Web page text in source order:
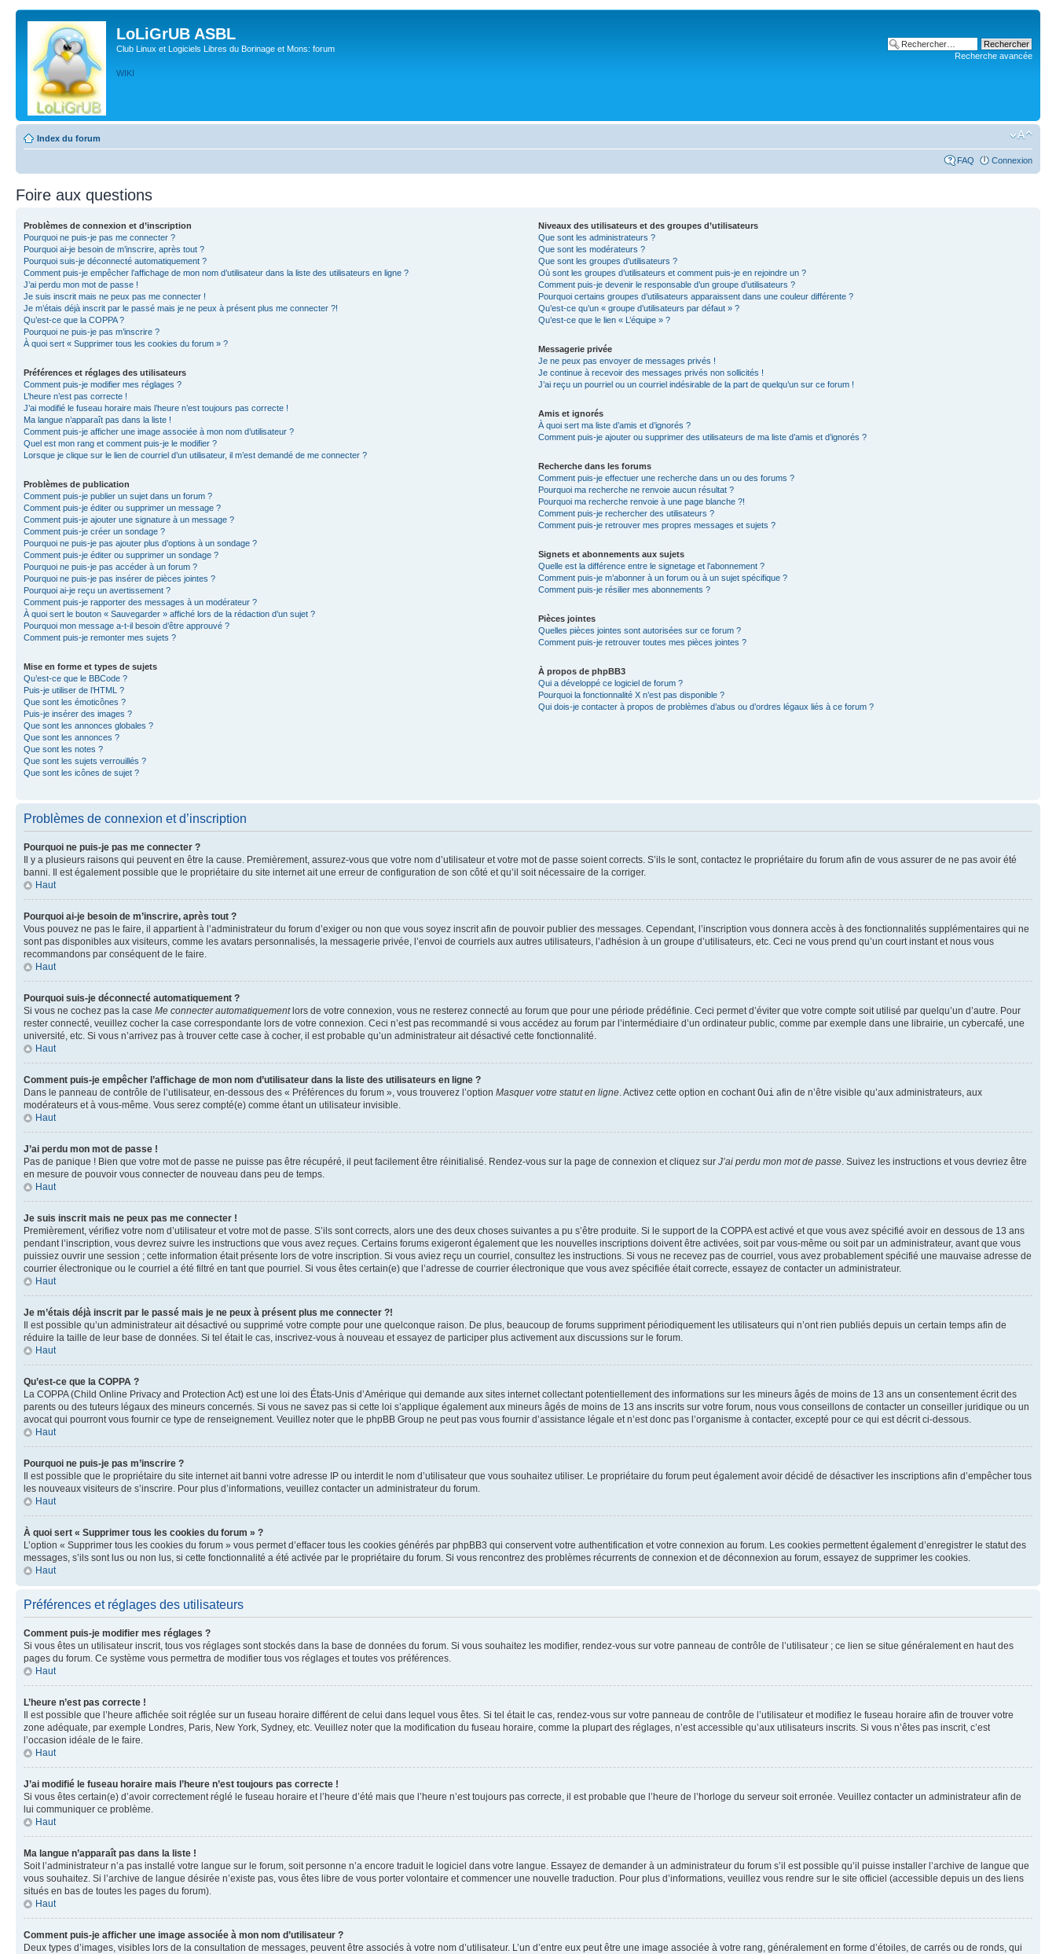
LoLiGrUB ASBL
Club Linux et Logiciels Libres du Borinage et Mons: forum
WIKI
Recherche avancée
Index du forum
FAQ Connexion
Foire aux questions
Problèmes de connexion et d’inscription
Pourquoi ne puis-je pas me connecter ?
Pourquoi ai-je besoin de m’inscrire, après tout ?
Pourquoi suis-je déconnecté automatiquement ?
Comment puis-je empêcher l’affichage de mon nom d’utilisateur dans la liste des utilisateurs en ligne ?
J’ai perdu mon mot de passe !
Je suis inscrit mais ne peux pas me connecter !
Je m’étais déjà inscrit par le passé mais je ne peux à présent plus me connecter ?!
Qu’est-ce que la COPPA ?
Pourquoi ne puis-je pas m’inscrire ?
À quoi sert « Supprimer tous les cookies du forum » ?
Préférences et réglages des utilisateurs
Comment puis-je modifier mes réglages ?
L’heure n’est pas correcte !
J’ai modifié le fuseau horaire mais l’heure n’est toujours pas correcte !
Ma langue n’apparaît pas dans la liste !
Comment puis-je afficher une image associée à mon nom d’utilisateur ?
Quel est mon rang et comment puis-je le modifier ?
Lorsque je clique sur le lien de courriel d’un utilisateur, il m’est demandé de me connecter ?
Problèmes de publication
Comment puis-je publier un sujet dans un forum ?
Comment puis-je éditer ou supprimer un message ?
Comment puis-je ajouter une signature à un message ?
Comment puis-je créer un sondage ?
Pourquoi ne puis-je pas ajouter plus d’options à un sondage ?
Comment puis-je éditer ou supprimer un sondage ?
Pourquoi ne puis-je pas accéder à un forum ?
Pourquoi ne puis-je pas insérer de pièces jointes ?
Pourquoi ai-je reçu un avertissement ?
Comment puis-je rapporter des messages à un modérateur ?
À quoi sert le bouton « Sauvegarder » affiché lors de la rédaction d’un sujet ?
Pourquoi mon message a-t-il besoin d’être approuvé ?
Comment puis-je remonter mes sujets ?
Mise en forme et types de sujets
Qu’est-ce que le BBCode ?
Puis-je utiliser de l’HTML ?
Que sont les émoticônes ?
Puis-je insérer des images ?
Que sont les annonces globales ?
Que sont les annonces ?
Que sont les notes ?
Que sont les sujets verrouillés ?
Que sont les icônes de sujet ?
Niveaux des utilisateurs et des groupes d’utilisateurs
Que sont les administrateurs ?
Que sont les modérateurs ?
Que sont les groupes d’utilisateurs ?
Où sont les groupes d’utilisateurs et comment puis-je en rejoindre un ?
Comment puis-je devenir le responsable d’un groupe d’utilisateurs ?
Pourquoi certains groupes d’utilisateurs apparaissent dans une couleur différente ?
Qu’est-ce qu’un « groupe d’utilisateurs par défaut » ?
Qu’est-ce que le lien « L’équipe » ?
Messagerie privée
Je ne peux pas envoyer de messages privés !
Je continue à recevoir des messages privés non sollicités !
J’ai reçu un pourriel ou un courriel indésirable de la part de quelqu’un sur ce forum !
Amis et ignorés
À quoi sert ma liste d’amis et d’ignorés ?
Comment puis-je ajouter ou supprimer des utilisateurs de ma liste d’amis et d’ignorés ?
Recherche dans les forums
Comment puis-je effectuer une recherche dans un ou des forums ?
Pourquoi ma recherche ne renvoie aucun résultat ?
Pourquoi ma recherche renvoie à une page blanche ?!
Comment puis-je rechercher des utilisateurs ?
Comment puis-je retrouver mes propres messages et sujets ?
Signets et abonnements aux sujets
Quelle est la différence entre le signetage et l’abonnement ?
Comment puis-je m’abonner à un forum ou à un sujet spécifique ?
Comment puis-je résilier mes abonnements ?
Pièces jointes
Quelles pièces jointes sont autorisées sur ce forum ?
Comment puis-je retrouver toutes mes pièces jointes ?
À propos de phpBB3
Qui a développé ce logiciel de forum ?
Pourquoi la fonctionnalité X n’est pas disponible ?
Qui dois-je contacter à propos de problèmes d’abus ou d’ordres légaux liés à ce forum ?
Problèmes de connexion et d’inscription
Pourquoi ne puis-je pas me connecter ?
Il y a plusieurs raisons qui peuvent en être la cause. Premièrement, assurez-vous que votre nom d’utilisateur et votre mot de passe soient corrects. S’ils le sont, contactez le propriétaire du forum afin de vous assurer de ne pas avoir été
banni. Il est également possible que le propriétaire du site internet ait une erreur de configuration de son côté et qu’il soit nécessaire de la corriger.
Haut
Pourquoi ai-je besoin de m’inscrire, après tout ?
Vous pouvez ne pas le faire, il appartient à l’administrateur du forum d’exiger ou non que vous soyez inscrit afin de pouvoir publier des messages. Cependant, l’inscription vous donnera accès à des fonctionnalités supplémentaires qui ne
sont pas disponibles aux visiteurs, comme les avatars personnalisés, la messagerie privée, l’envoi de courriels aux autres utilisateurs, l’adhésion à un groupe d’utilisateurs, etc. Ceci ne vous prend qu’un court instant et nous vous
recommandons par conséquent de le faire.
Haut
Pourquoi suis-je déconnecté automatiquement ?
Si vous ne cochez pas la case Me connecter automatiquementlors de votre connexion, vous ne resterez connecté au forum que pour une période prédéfinie. Ceci permet d’éviter que votre compte soit utilisé par quelqu’un d’autre. Pour
rester connecté, veuillez cocher la case correspondante lors de votre connexion. Ceci n’est pas recommandé si vous accédez au forum par l’intermédiaire d’un ordinateur public, comme par exemple dans une librairie, un cybercafé, une
université, etc. Si vous n’arrivez pas à trouver cette case à cocher, il est probable qu’un administrateur ait désactivé cette fonctionnalité.
Haut
Comment puis-je empêcher l’affichage de mon nom d’utilisateur dans la liste des utilisateurs en ligne ?
Dans le panneau de contrôle de l’utilisateur, en-dessous des « Préférences du forum », vous trouverez l’option Masquer votre statut en ligne. Activez cette option en cochantOui afin de n’être visible qu’aux administrateurs, aux
modérateurs et à vous-même. Vous serez compté(e) comme étant un utilisateur invisible.
Haut
J’ai perdu mon mot de passe !
Pas de panique ! Bien que votre mot de passe ne puisse pas être récupéré, il peut facilement être réinitialisé. Rendez-vous sur la page de connexion et cliquez sur J’ai perdu mon mot de passe. Suivez les instructions et vous devriez être
en mesure de pouvoir vous connecter de nouveau dans peu de temps.
Haut
Je suis inscrit mais ne peux pas me connecter !
Premièrement, vérifiez votre nom d’utilisateur et votre mot de passe. S’ils sont corrects, alors une des deux choses suivantes a pu s’être produite. Si le support de la COPPA est activé et que vous avez spécifié avoir en dessous de 13 ans
pendant l’inscription, vous devrez suivre les instructions que vous avez reçues. Certains forums exigeront également que les nouvelles inscriptions doivent être activées, soit par vous-même ou soit par un administrateur, avant que vous
puissiez ouvrir une session ; cette information était présente lors de votre inscription. Si vous aviez reçu un courriel, consultez les instructions. Si vous ne recevez pas de courriel, vous avez probablement spécifié une mauvaise adresse de
courrier électronique ou le courriel a été filtré en tant que pourriel. Si vous êtes certain(e) que l’adresse de courrier électronique que vous avez spécifiée était correcte, essayez de contacter un administrateur.
Haut
Je m’étais déjà inscrit par le passé mais je ne peux à présent plus me connecter ?!
Il est possible qu’un administrateur ait désactivé ou supprimé votre compte pour une quelconque raison. De plus, beaucoup de forums suppriment périodiquement les utilisateurs qui n’ont rien publiés depuis un certain temps afin de
réduire la taille de leur base de données. Si tel était le cas, inscrivez-vous à nouveau et essayez de participer plus activement aux discussions sur le forum.
Haut
Qu’est-ce que la COPPA ?
La COPPA (Child Online Privacy and Protection Act) est une loi des États-Unis d’Amérique qui demande aux sites internet collectant potentiellement des informations sur les mineurs âgés de moins de 13 ans un consentement écrit des
parents ou des tuteurs légaux des mineurs concernés. Si vous ne savez pas si cette loi s’applique également aux mineurs âgés de moins de 13 ans inscrits sur votre forum, nous vous conseillons de contacter un conseiller juridique ou un
avocat qui pourront vous fournir ce type de renseignement. Veuillez noter que le phpBB Group ne peut pas vous fournir d’assistance légale et n’est donc pas l’organisme à contacter, excepté pour ce qui est décrit ci-dessous.
Haut
Pourquoi ne puis-je pas m’inscrire ?
Il est possible que le propriétaire du site internet ait banni votre adresse IP ou interdit le nom d’utilisateur que vous souhaitez utiliser. Le propriétaire du forum peut également avoir décidé de désactiver les inscriptions afin d’empêcher tous
les nouveaux visiteurs de s’inscrire. Pour plus d’informations, veuillez contacter un administrateur du forum.
Haut
À quoi sert « Supprimer tous les cookies du forum » ?
L’option « Supprimer tous les cookies du forum » vous permet d’effacer tous les cookies générés par phpBB3 qui conservent votre authentification et votre connexion au forum. Les cookies permettent également d’enregistrer le statut des
messages, s’ils sont lus ou non lus, si cette fonctionnalité a été activée par le propriétaire du forum. Si vous rencontrez des problèmes récurrents de connexion et de déconnexion au forum, essayez de supprimer les cookies.
Haut
Préférences et réglages des utilisateurs
Comment puis-je modifier mes réglages ?
Si vous êtes un utilisateur inscrit, tous vos réglages sont stockés dans la base de données du forum. Si vous souhaitez les modifier, rendez-vous sur votre panneau de contrôle de l’utilisateur ; ce lien se situe généralement en haut des
pages du forum. Ce système vous permettra de modifier tous vos réglages et toutes vos préférences.
Haut
L’heure n’est pas correcte !
Il est possible que l’heure affichée soit réglée sur un fuseau horaire différent de celui dans lequel vous êtes. Si tel était le cas, rendez-vous sur votre panneau de contrôle de l’utilisateur et modifiez le fuseau horaire afin de trouver votre
zone adéquate, par exemple Londres, Paris, New York, Sydney, etc. Veuillez noter que la modification du fuseau horaire, comme la plupart des réglages, n’est accessible qu’aux utilisateurs inscrits. Si vous n’êtes pas inscrit, c’est
l’occasion idéale de le faire.
Haut
J’ai modifié le fuseau horaire mais l’heure n’est toujours pas correcte !
Si vous êtes certain(e) d’avoir correctement réglé le fuseau horaire et l’heure d’été mais que l’heure n’est toujours pas correcte, il est probable que l’heure de l’horloge du serveur soit erronée. Veuillez contacter un administrateur afin de
lui communiquer ce problème.
Haut
Ma langue n’apparaît pas dans la liste !
Soit l’administrateur n’a pas installé votre langue sur le forum, soit personne n’a encore traduit le logiciel dans votre langue. Essayez de demander à un administrateur du forum s’il est possible qu’il puisse installer l’archive de langue que
vous souhaitez. Si l’archive de langue désirée n’existe pas, vous êtes libre de vous porter volontaire et commencer une nouvelle traduction. Pour plus d’informations, veuillez vous rendre sur le site officiel (accessible depuis un des liens
situés en bas de toutes les pages du forum).
Haut
Comment puis-je afficher une image associée à mon nom d’utilisateur ?
Deux types d’images, visibles lors de la consultation de messages, peuvent être associés à votre nom d’utilisateur. L’un d’entre eux peut être une image associée à votre rang, généralement en forme d’étoiles, de carrés ou de ronds, qui